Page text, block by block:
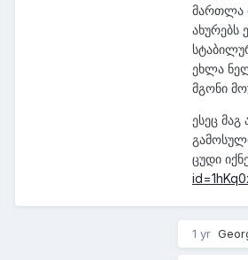
მართლა
ახურებს
ეხლა
მგონი
ესეც
ცუდი
1 yr